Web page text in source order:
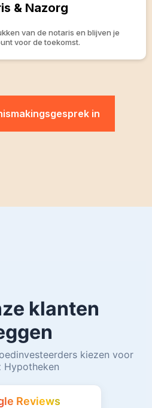
& Nazorg
van de notaris en blijven je
voor de toekomst.
in
klanten
kiezen voor
Hypotheken
Reviews